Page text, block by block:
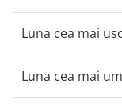
Luna cea mai
Luna cea mai